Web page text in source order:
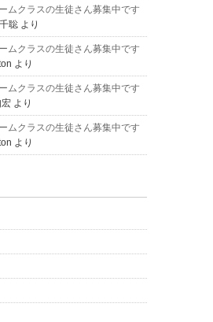
ムクラスの生徒さん募集中です
聡 より
ムクラスの生徒さん募集中です
より
ムクラスの生徒さん募集中です
宏 より
ムクラスの生徒さん募集中です
より